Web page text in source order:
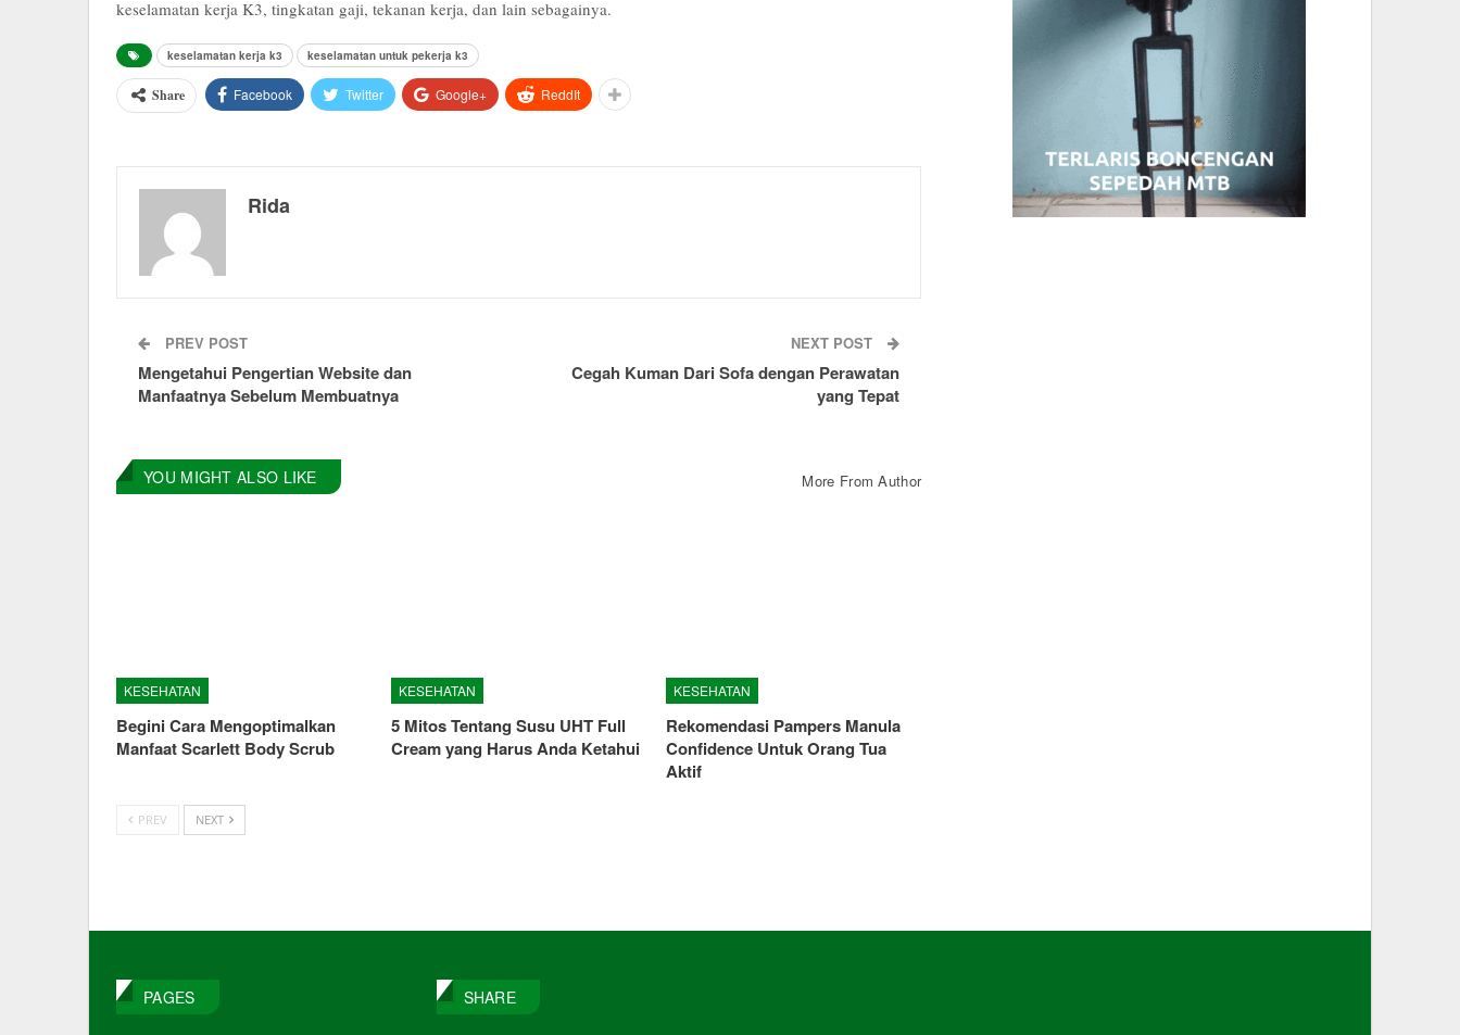
keselamatan kerja K3, tingkatan gaji, tekanan kerja, dan lain sebagainya.
keselamatan kerja k3 keselamatan untuk pekerja k3
Share Facebook Twitter Google+ ReddIt
Rida
PREV POST
Mengetahui Pengertian Website dan
Manfaatnya Sebelum Membuatnya
NEXT POST
Cegah Kuman Dari Sofa dengan Perawatan
yang Tepat
YOU MIGHT ALSO LIKE More From Author
KESEHATAN
Begini Cara Mengoptimalkan
Manfaat Scarlett Body Scrub
KESEHATAN
5 Mitos Tentang Susu UHT Full
Cream yang Harus Anda Ketahui
KESEHATAN
Rekomendasi Pampers Manula
Confidence Untuk Orang Tua
Aktif
PREV NEXT
PAGES SHARE